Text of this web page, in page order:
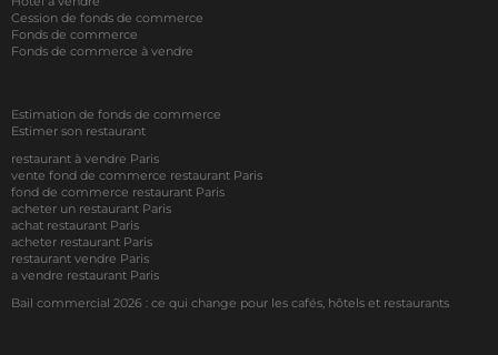
Cession de fonds de commerce
Fonds de commerce
Fonds de commerce à vendre
Estimation de fonds de commerce
Estimer son restaurant
restaurant à vendre Paris
vente fond de commerce restaurant Paris
fond de commerce restaurant Paris
acheter un restaurant Paris
achat restaurant Paris
acheter restaurant Paris
restaurant vendre Paris
a vendre restaurant Paris
Bail commercial 2026 : ce qui change pour les cafés, hôtels et restaurants